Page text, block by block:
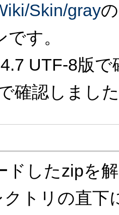
Skin/gray
す。
UTF-8版
確認しまし
ドしたzipを
トリの直下